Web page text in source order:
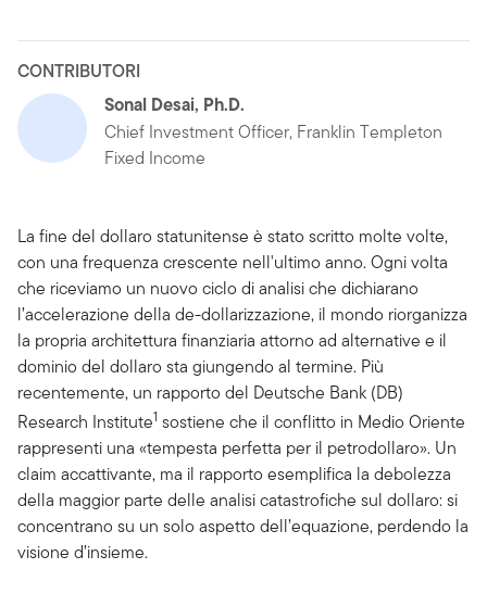
CONTRIBUTORI
Sonal Desai, Ph.D.
Chief Investment Officer, Franklin Templeton
Fixed Income
La fine del dollaro statunitense è stato scritto molte volte,
con una frequenza crescente nell'ultimo anno. Ogni volta
che riceviamo un nuovo ciclo di analisi che dichiarano
l’accelerazione della de-dollarizzazione, il mondo riorganizza
la propria architettura finanziaria attorno ad alternative e il
dominio del dollaro sta giungendo al termine. Più
recentemente, un rapporto del Deutsche Bank (DB)
Research Institute1 sostiene che il conflitto in Medio Oriente
rappresenti una «tempesta perfetta per il petrodollaro». Un
claim accattivante, ma il rapporto esemplifica la debolezza
della maggior parte delle analisi catastrofiche sul dollaro: si
concentrano su un solo aspetto dell’equazione, perdendo la
visione d’insieme.